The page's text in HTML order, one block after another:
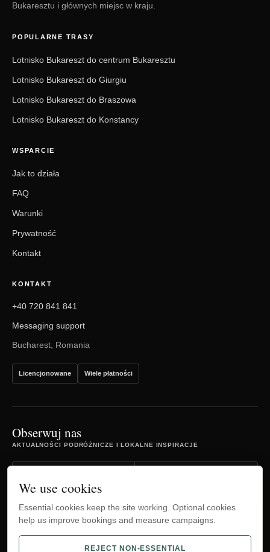
Bukaresztu i głównych miejsc w kraju.
POPULARNE TRASY
Lotnisko Bukareszt do centrum Bukaresztu
Lotnisko Bukareszt do Giurgiu
Lotnisko Bukareszt do Braszowa
Lotnisko Bukareszt do Konstancy
WSPARCIE
Jak to działa
FAQ
Warunki
Prywatność
Kontakt
KONTAKT
+40 720 841 841
Messaging support
Bucharest, Romania
Licencjonowane Wiele płatności
Obserwuj nas
AKTUALNOŚCI PODRÓŻNICZE I LOKALNE INSPIRACJE
TripAdvisor YouTube
WhatsApp
We use cookies
Essential cookies keep the site working. Optional cookies
help us improve bookings and measure campaigns.
REJECT NON-ESSENTIAL